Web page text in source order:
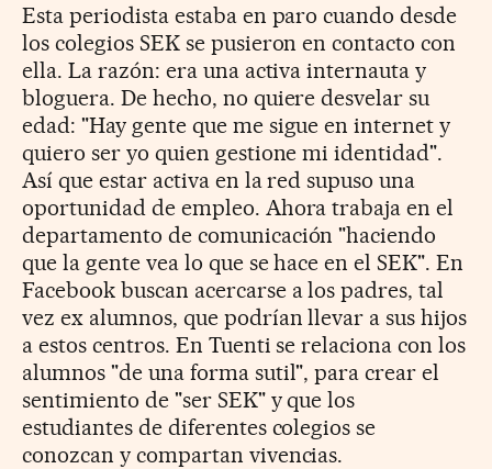
Esta periodista estaba en paro cuando desde
los colegios SEK se pusieron en contacto con
ella. La razón: era una activa internauta y
bloguera. De hecho, no quiere desvelar su
edad: "Hay gente que me sigue en internet y
quiero ser yo quien gestione mi identidad".
Así que estar activa en la red supuso una
oportunidad de empleo. Ahora trabaja en el
departamento de comunicación "haciendo
que la gente vea lo que se hace en el SEK". En
Facebook buscan acercarse a los padres, tal
vez ex alumnos, que podrían llevar a sus hijos
a estos centros. En Tuenti se relaciona con los
alumnos "de una forma sutil", para crear el
sentimiento de "ser SEK" y que los
estudiantes de diferentes colegios se
conozcan y compartan vivencias.